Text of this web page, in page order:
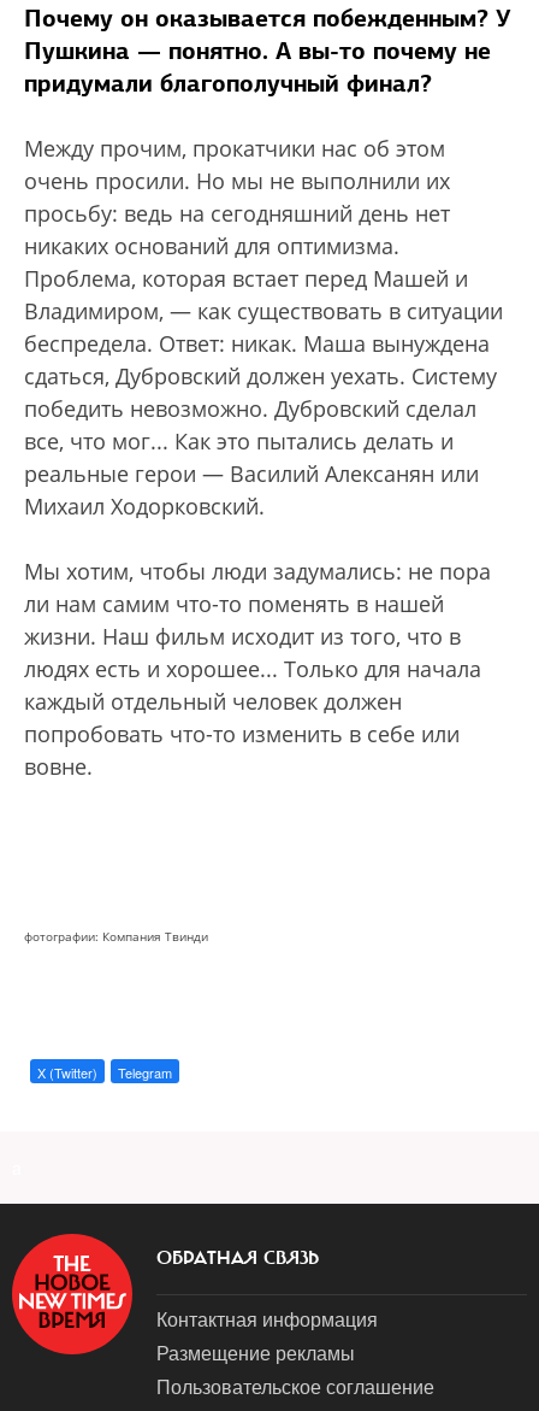
Почему он оказывается побежденным? У
Пушкина — понятно. А вы-то почему не
придумали благополучный финал?
Между прочим, прокатчики нас об этом
очень просили. Но мы не выполнили их
просьбу: ведь на сегодняшний день нет
никаких оснований для оптимизма.
Проблема, которая встает перед Машей и
Владимиром, — как существовать в ситуации
беспредела. Ответ: никак. Маша вынуждена
сдаться, Дубровский должен уехать. Систему
победить невозможно. Дубровский сделал
все, что мог... Как это пытались делать и
реальные герои — Василий Алексанян или
Михаил Ходорковский.
Мы хотим, чтобы люди задумались: не пора
ли нам самим что-то поменять в нашей
жизни. Наш фильм исходит из того, что в
людях есть и хорошее... Только для начала
каждый отдельный человек должен
попробовать что-то изменить в себе или
вовне.
фотографии: Компания Твинди
X (Twitter) Telegram
ОБРАТНАЯ СВЯЗЬ
Контактная информация
Размещение рекламы
Пользовательское соглашение